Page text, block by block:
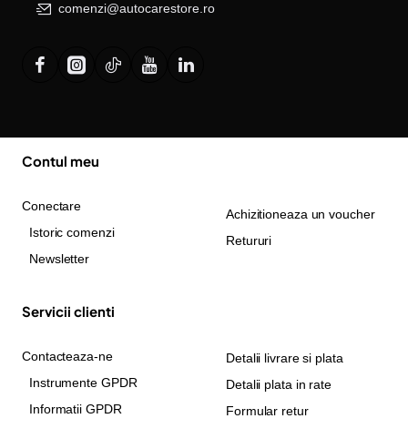
comenzi@autocarestore.ro
Contul meu
Conectare
Istoric comenzi
Newsletter
Achizitioneaza un voucher
Retururi
Servicii clienti
Contacteaza-ne
Instrumente GPDR
Informatii GPDR
Detalii livrare si plata
Detalii plata in rate
Formular retur